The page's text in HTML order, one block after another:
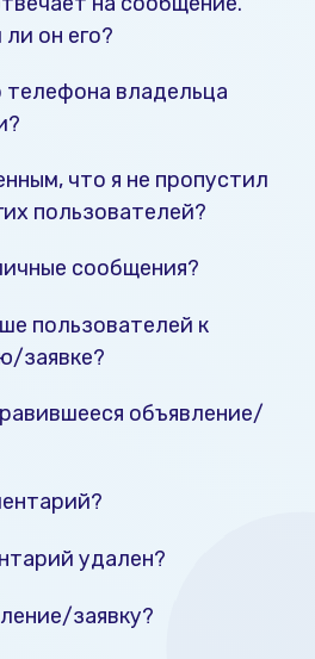
он его?
телефона владельца
что я не пропустил
пользователей?
сообщения?
пользователей к
заявке?
объявление/
удален?
заявку?